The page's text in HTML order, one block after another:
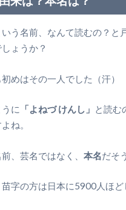
いう名前、なんて読むの？と
ょうか？
めはその一人でした（汗）
に 「よねづ けんし」 と読む
ね。
、芸名ではなく、 本名だそ
字の方は日本に5900人ほど